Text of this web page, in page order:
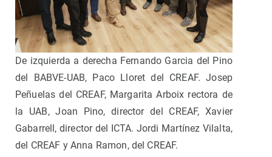
De izquierda a derecha Fernando Garcia del Pino
del BABVE-UAB, Paco Lloret del CREAF. Josep
Peñuelas del CREAF, Margarita Arboix rectora de
la UAB, Joan Pino, director del CREAF, Xavier
Gabarrell, director del ICTA. Jordi Martínez Vilalta,
del CREAF y Anna Ramon, del CREAF.